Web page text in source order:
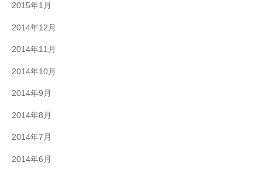
2015年1月
2014年12月
2014年11月
2014年10月
2014年9月
2014年8月
2014年7月
2014年6月